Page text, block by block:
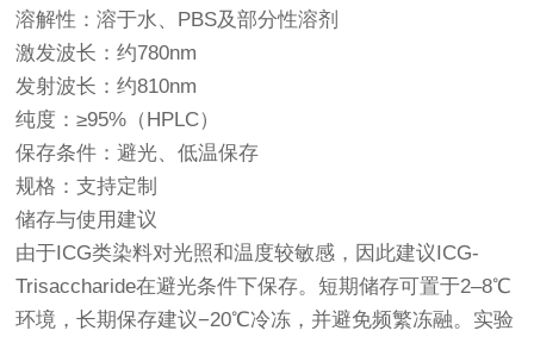
溶解性：溶于水、PBS及部分性溶剂
激发波长：约780nm
发射波长：约810nm
纯度：≥95%（HPLC）
保存条件：避光、低温保存
规格：支持定制
储存与使用建议
由于ICG类染料对光照和温度较敏感，因此建议ICG-
Trisaccharide在避光条件下保存。短期储存可置于2–8℃
环境，长期保存建议−20℃冷冻，并避免频繁冻融。实验